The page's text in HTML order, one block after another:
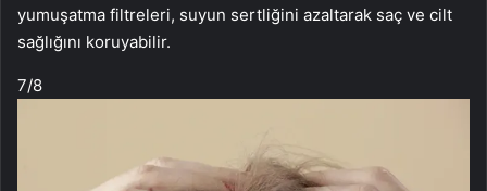
yumuşatma filtreleri, suyun sertliğini azaltarak saç ve cilt
sağlığını koruyabilir.
7/8